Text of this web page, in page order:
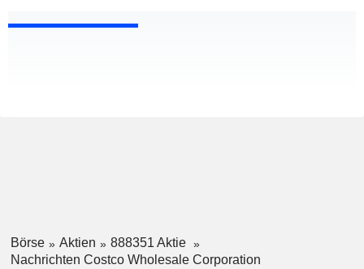
Börse Aktien
888351 Aktie
Nachrichten Costco Wholesale Corporation